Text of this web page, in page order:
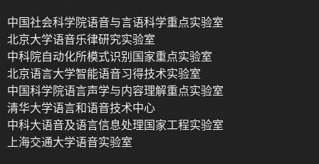
中国社会科学院语音与言语科学重点实验室
北京大学语音乐律研究实验室
中科院自动化所模式识别国家重点实验室
北京语言大学智能语音习得技术实验室
中国科学院语言声学与内容理解重点实验室
清华大学语言和语音技术中心
中科大语音及语言信息处理国家工程实验室
上海交通大学语音实验室